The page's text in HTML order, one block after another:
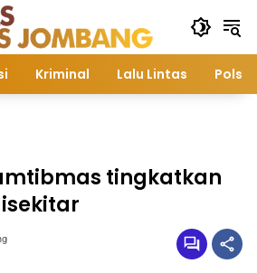
Kriminal Lalu Lintas
tingkatkan